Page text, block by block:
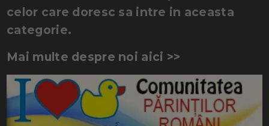
celor care doresc sa intre in aceasta
categorie.
Mai multe despre noi aici >>